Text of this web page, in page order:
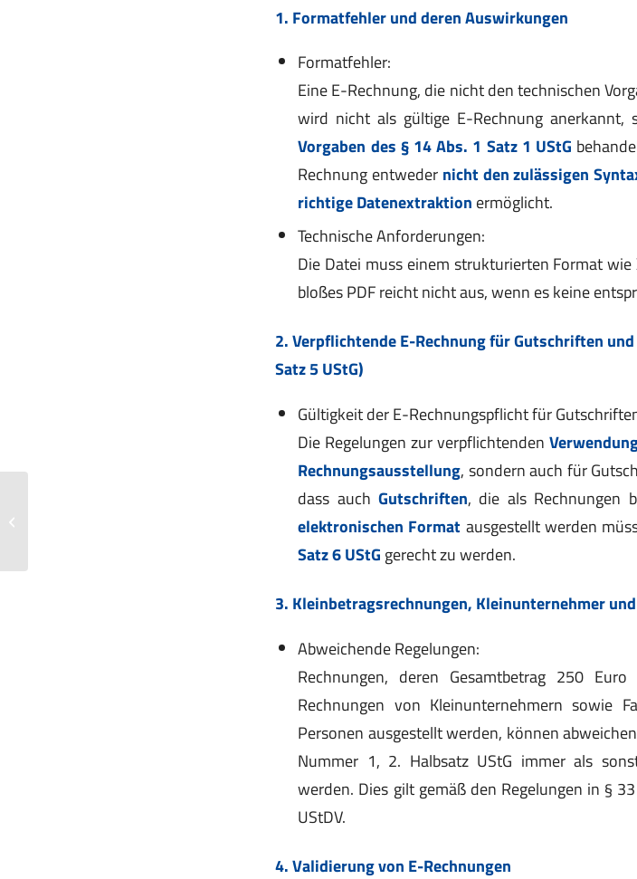
1. Formatfehler und deren Auswirkungen
Formatfehler:
Eine E-Rechnung, die nicht den technischen
wird nicht als gültige E-Rechnung anerkannt,
Vorgaben des § 14 Abs. 1 Satz 1 UStG
Rechnung entweder nicht den zulässigen
richtige Datenextraktion ermöglicht.
Technische Anforderungen:
Die Datei muss einem strukturierten Format wie
bloßes PDF reicht nicht aus, wenn es keine
2. Verpflichtende E-Rechnung für Gutschriften
Satz 5 UStG)
Gültigkeit der E-Rechnungspflicht für
Die Regelungen zur verpflichtenden
Rechnungsausstellung, sondern auch für
dass auchGutschriften, die als Rechnungen
elektronischen Format ausgestellt werden
Satz 6 UStG gerecht zu werden.
3. Kleinbetragsrechnungen, Kleinunternehmer
Abweichende Regelungen:
Rechnungen, deren Gesamtbetrag 250 Euro
Rechnungen von Kleinunternehmern sowie
Personen ausgestellt werden, können
Nummer 1, 2. Halbsatz UStG immer als
werden. Dies gilt gemäß den Regelungen in §
UStDV.
4. Validierung von E-Rechnungen